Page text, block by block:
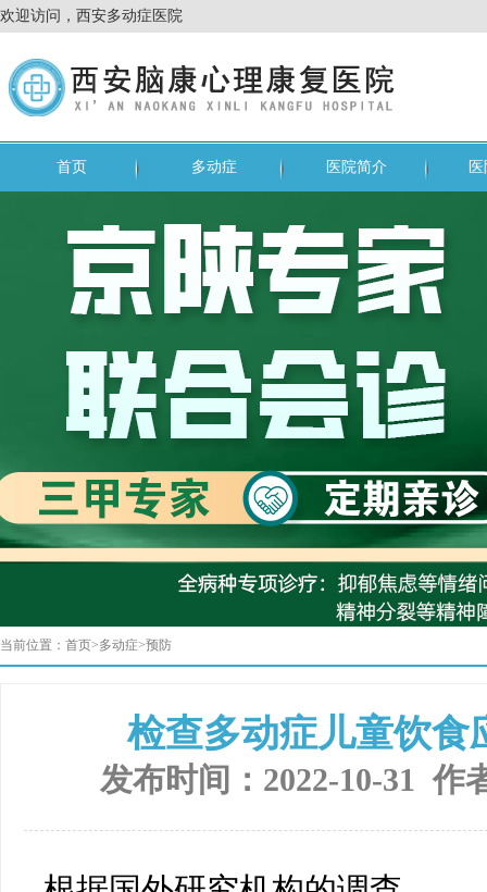
欢迎访问，西安多动症医院
首页 多动症 医院简介
当前位置： 首页>多动症>预防
检查多动症儿童饮食
发布时间：2022-10-31 作